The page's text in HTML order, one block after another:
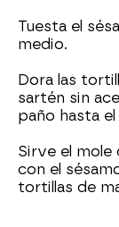
Tuesta el
medio.
Dora las
sartén sin
paño hasta
Sirve el mole
con el
tortillas de